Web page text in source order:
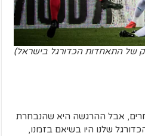
של התאחדות הכדורגל בישראל)
אבל ההרגשה היא שהנבחרת
שלנו היו בשיאם בזמנו,